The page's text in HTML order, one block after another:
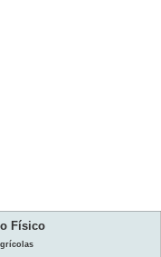
Físico